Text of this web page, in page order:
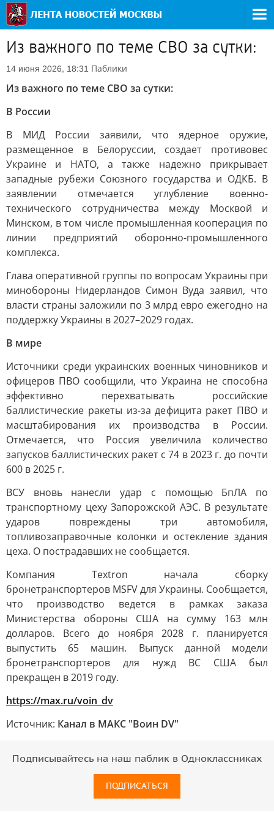
Из важного по теме СВО за сутки:
14 июня 2026, 18:31 Паблики
Из важного по теме СВО за сутки:
В России
В МИД России заявили, что ядерное оружие,
размещенное в Белоруссии, создает противовес
Украине и НАТО, а также надежно прикрывает
западные рубежи Союзного государства и ОДКБ. В
заявлении отмечается углубление военно-
технического сотрудничества между Москвой и
Минском, в том числе промышленная кооперация по
линии предприятий оборонно-промышленного
комплекса.
Глава оперативной группы по вопросам Украины при
минобороны Нидерландов Симон Вуда заявил, что
власти страны заложили по 3 млрд евро ежегодно на
поддержку Украины в 2027–2029 годах.
В мире
Источники среди украинских военных чиновников и
офицеров ПВО сообщили, что Украина не способна
эффективно перехватывать российские
баллистические ракеты из-за дефицита ракет ПВО и
масштабирования их производства в России.
Отмечается, что Россия увеличила количество
запусков баллистических ракет с 74 в 2023 г. до почти
600 в 2025 г.
ВСУ вновь нанесли удар с помощью БпЛА по
транспортному цеху Запорожской АЭС. В результате
ударов повреждены три автомобиля,
топливозаправочные колонки и остекление здания
цеха. О пострадавших не сообщается.
Компания Textron начала сборку
бронетранспортеров MSFV для Украины. Сообщается,
что производство ведется в рамках заказа
Министерства обороны США на сумму 163 млн
долларов. Всего до ноября 2028 г. планируется
выпустить 65 машин. Выпуск данной модели
бронетранспортеров для нужд ВС США был
прекращен в 2019 году.
https://max.ru/voin_dv
Источник: Канал в МАКС "Воин DV"
Подписывайтесь на наш паблик в Одноклассниках
ПОДПИСАТЬСЯ